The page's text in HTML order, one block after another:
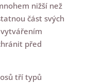
nižší než
část svých
před
tří typů